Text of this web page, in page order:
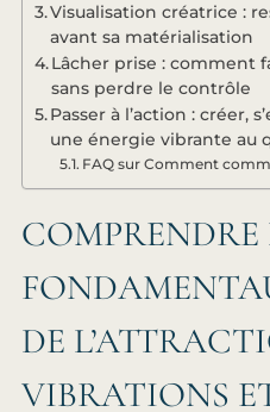
Visualisation créatrice :
avant sa matérialisation
Lâcher prise : comment
sans perdre le contrôle
Passer à l’action : créer,
une énergie vibrante au
FAQ sur Comment
COMPRENDRE
DE
VIBRATIONS